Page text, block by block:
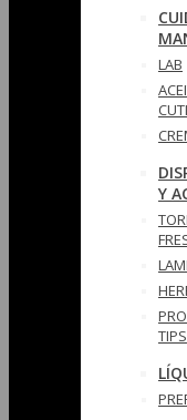
LAB
Y
TIPS